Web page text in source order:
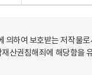
하여 보호받는 저작물
산권침해죄에 해당함을